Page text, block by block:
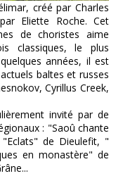
créé par Charles
Eliette Roche. Cet
de choristes aime
classiques, le plus
années, il est
baltes et russes
Cyrillus Creek,
invité par de
: "Saoû chante
de Dieulefit, "
en monastère" de